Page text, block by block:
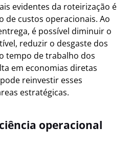
evidentes da roteirização é
de custos operacionais. Ao
é possível diminuir o
reduzir o desgaste dos
tempo de trabalho dos
em economias diretas
reinvestir esses
estratégicas.
operacional